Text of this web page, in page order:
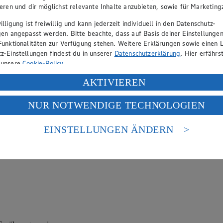
zu Gemüse, Fleisch, Fisch, Salatdressings und Dips.
und dir möglichst relevante Inhalte anzubieten, sowie für
ist freiwillig und kann jederzeit individuell in den Datenschutz-
angepasst werden. Bitte beachte, dass auf Basis deiner
zur Verfügung stehen. Weitere Erklärungen sowie einen
Einstellungen findest du in unserer Datenschutzerklärung. Hier
Cookie-Policy.
deiner personenbezogenen Daten in den USA durch Facebook und
„Aktivieren“ klickst, willigst du im Sinne des Art. 49 Abs. 1 Satz 1 lit.
Daten in den USA verarbeitet werden. Der EuGH sieht die USA als
europäischen Standards nicht angemessenen Datenschutzniveau an. Es
Zugriffs durch US-amerikanische Behörden.
AKTIVIEREN
NUR NOTWENDIGE TECHNOLOGIEN
EINSTELLUNGEN ÄNDERN